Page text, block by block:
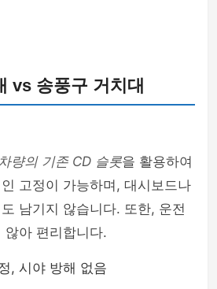
vs 송풍구 거치대
량의 기존 CD 슬롯을 활용하여
고정이 가능하며, 대시보드나
남기지 않습니다. 또한, 운전
않아 편리합니다.
, 시야 방해 없음